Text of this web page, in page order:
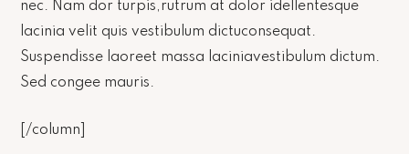
nec. Nam dor turpis,rutrum at dolor idellentesque
lacinia velit quis vestibulum dictuconsequat.
Suspendisse laoreet massa laciniavestibulum dictum.
Sed congee mauris.
[/column]